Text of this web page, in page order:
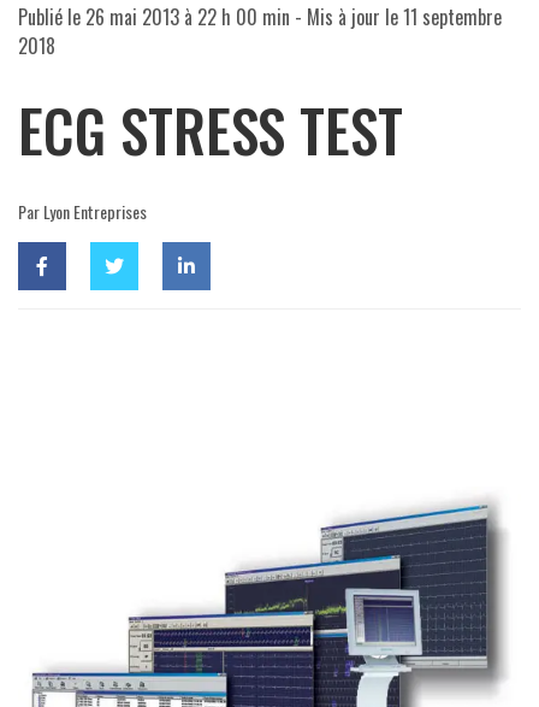
Publié le 26 mai 2013 à 22 h 00 min - Mis à jour le11 septembre
2018
ECG STRESS TEST
Par Lyon Entreprises